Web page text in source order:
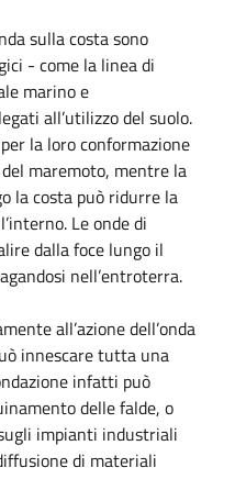
sulla costa sono
- come la linea di
marino e
all’utilizzo del suolo.
la loro conformazione
maremoto, mentre la
la costa può ridurre la
Le onde di
dalla foce lungo il
nell’entroterra.
all’azione dell’onda
innescare tutta una
infatti può
delle falde, o
impianti industriali
di materiali